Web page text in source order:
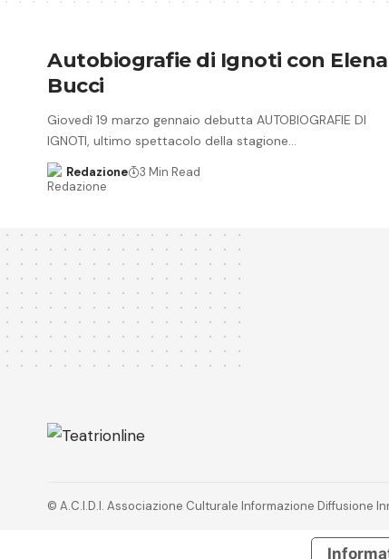
Autobiografie di Ignoti con Elena
Bucci
Giovedì 19 marzo gennaio debutta AUTOBIOGRAFIE DI
IGNOTI, ultimo spettacolo della stagione…
Redazione 3 Min Read
© A.C.I.D.I. Associazione Culturale Informazione Diffusione